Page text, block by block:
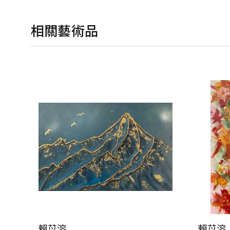
相關藝術品